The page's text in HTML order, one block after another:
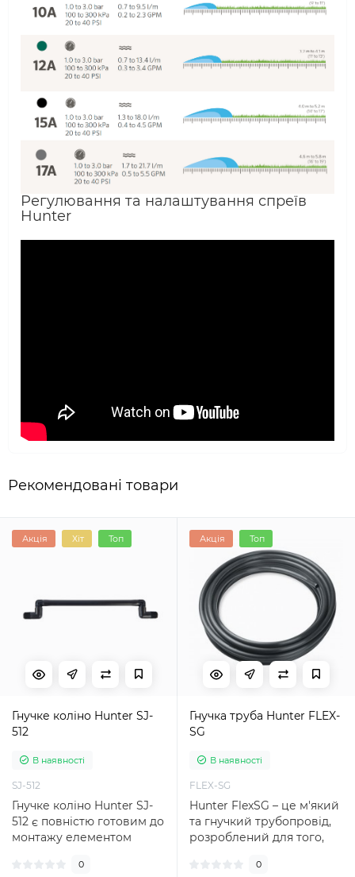
Регулювання та налаштування спреїв
Hunter
Рекомендовані товари
Акція Хіт Топ
Гнучке коліно Hunter SJ-
512
В наявності
SJ-512
Гнучке коліно Hunter SJ-
512 є повністю готовим до
монтажу елементом
дозволяє підк..
0
Акція Топ
Гнучка труба Hunter FLEX-
SG
В наявності
FLEX-SG
Hunter FlexSG – це м'який
та гнучкий трубопровід,
розроблений для того,
0